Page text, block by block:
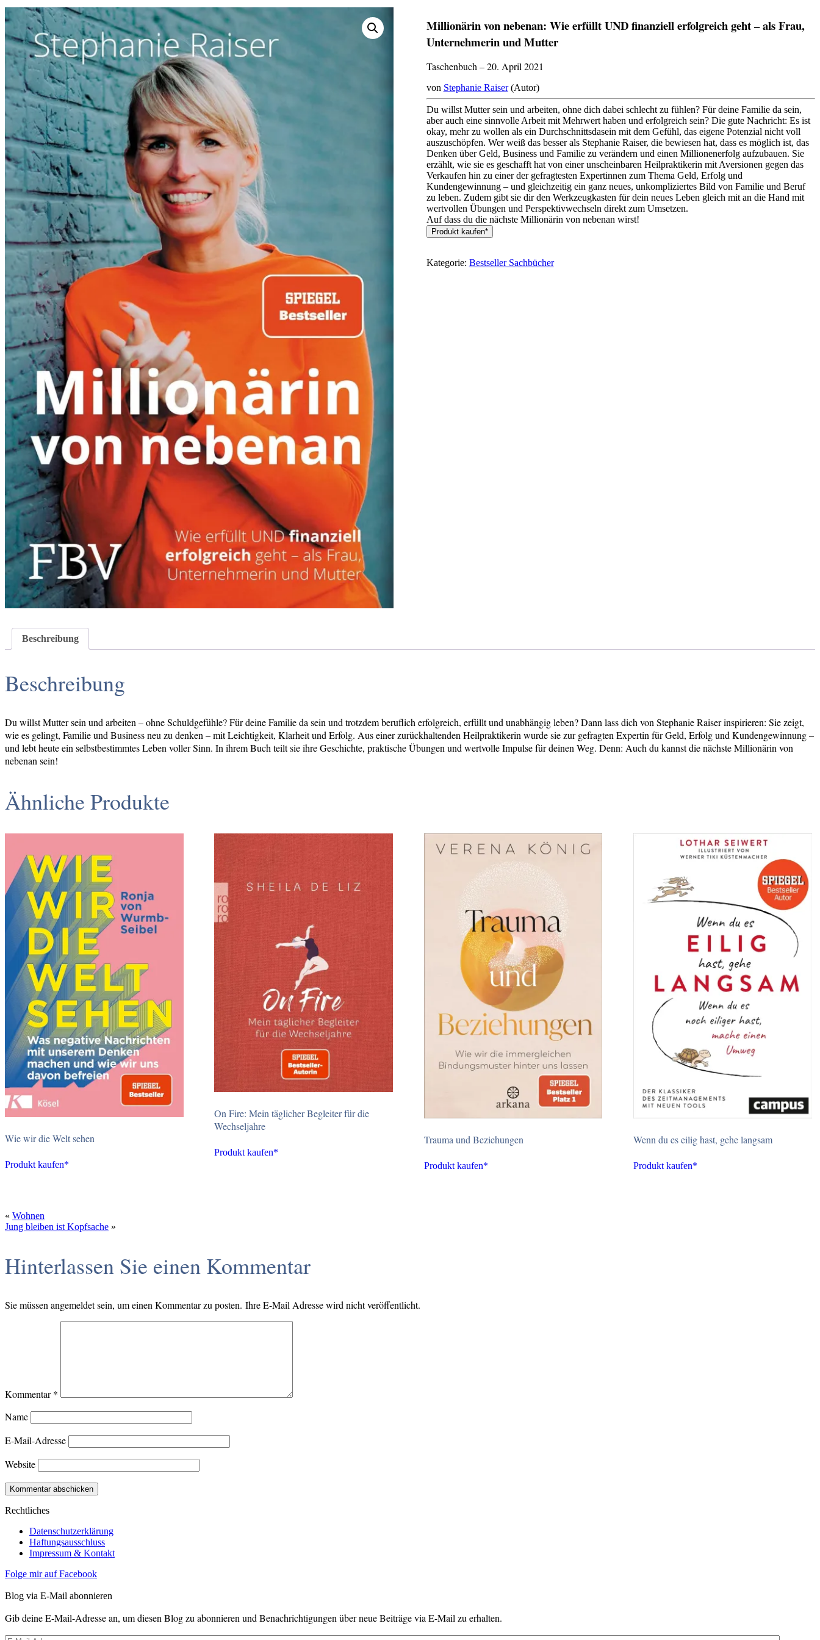
Millionärin von nebenan: Wie erfüllt UND finanziell erfolgreich geht – als Frau,
Unternehmerin und Mutter
Taschenbuch – 20. April 2021
von Stephanie Raiser (Autor)
Du willst Mutter sein und arbeiten, ohne dich dabei schlecht zu fühlen? Für deine Familie da sein,
aber auch eine sinnvolle Arbeit mit Mehrwert haben und erfolgreich sein? Die gute Nachricht: Es ist
okay, mehr zu wollen als ein Durchschnittsdasein mit dem Gefühl, das eigene Potenzial nicht voll
auszuschöpfen. Wer weiß das besser als Stephanie Raiser, die bewiesen hat, dass es möglich ist, das
Denken über Geld, Business und Familie zu verändern und einen Millionenerfolg aufzubauen. Sie
erzählt, wie sie es geschafft hat von einer unscheinbaren Heilpraktikerin mit Aversionen gegen das
Verkaufen hin zu einer der gefragtesten Expertinnen zum Thema Geld, Erfolg und
Kundengewinnung – und gleichzeitig ein ganz neues, unkompliziertes Bild von Familie und Beruf
zu leben. Zudem gibt sie dir den Werkzeugkasten für dein neues Leben gleich mit an die Hand mit
wertvollen Übungen und Perspektivwechseln direkt zum Umsetzen.
Auf dass du die nächste Millionärin von nebenan wirst!
Produkt kaufen*
Kategorie: Bestseller Sachbücher
Beschreibung
Beschreibung
Du willst Mutter sein und arbeiten – ohne Schuldgefühle? Für deine Familie da sein und trotzdem beruflich erfolgreich, erfüllt und unabhängig leben? Dann lass dich von Stephanie Raiser inspirieren: Sie zeigt,
wie es gelingt, Familie und Business neu zu denken – mit Leichtigkeit, Klarheit und Erfolg. Aus einer zurückhaltenden Heilpraktikerin wurde sie zur gefragten Expertin für Geld, Erfolg und Kundengewinnung –
und lebt heute ein selbstbestimmtes Leben voller Sinn. In ihrem Buch teilt sie ihre Geschichte, praktische Übungen und wertvolle Impulse für deinen Weg. Denn: Auch du kannst die nächste Millionärin von
nebenan sein!
Ähnliche Produkte
Wie wir die Welt sehen
Produkt kaufen*
On Fire: Mein täglicher Begleiter für die
Wechseljahre
Produkt kaufen*
Trauma und Beziehungen
Produkt kaufen*
Wenn du es eilig hast, gehe langsam
Produkt kaufen*
« Wohnen
Jung bleiben ist Kopfsache »
Hinterlassen Sie einen Kommentar
Sie müssen angemeldet sein, um einen Kommentar zu posten. Ihre E-Mail Adresse wird nicht veröffentlicht.
Kommentar*
Name
E-Mail-Adresse
Website
Rechtliches
Datenschutzerklärung
Haftungsausschluss
Impressum & Kontakt
Folge mir auf Facebook
Blog via E-Mail abonnieren
Gib deine E-Mail-Adresse an, um diesen Blog zu abonnieren und Benachrichtigungen über neue Beiträge via E-Mail zu erhalten.